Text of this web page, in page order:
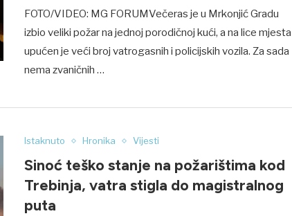
FOTO/VIDEO: MG FORUMVečeras je u Mrkonjić Gradu
izbio veliki požar na jednoj porodičnoj kući, a na lice mjesta
upućen je veći broj vatrogasnih i policijskih vozila. Za sada
nema zvaničnih …
Istaknuto Hronika Vijesti
Sinoć teško stanje na požarištima kod
Trebinja, vatra stigla do magistralnog
puta